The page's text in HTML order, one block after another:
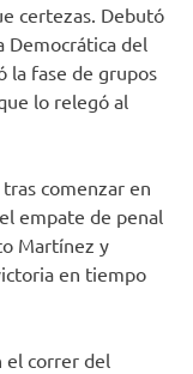
certezas. Debutó
Democrática del
la fase de grupos
lo relegó al
comenzar en
empate de penal
Martínez y
en tiempo
el correr del